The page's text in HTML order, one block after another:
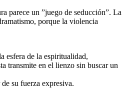
parece un ”juego de seducción”. La
porque la violencia
esfera de la espiritualidad,
transmite en el lienzo sin buscar un
su fuerza expresiva.